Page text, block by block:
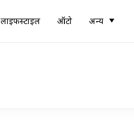
लाइफस्टाइल ऑटो अन्य